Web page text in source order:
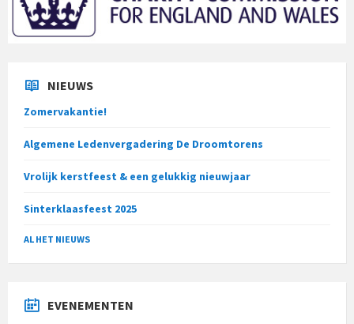
NIEUWS
Zomervakantie!
Algemene Ledenvergadering De Droomtorens
Vrolijk kerstfeest & een gelukkig nieuwjaar
Sinterklaasfeest 2025
AL HET NIEUWS
EVENEMENTEN